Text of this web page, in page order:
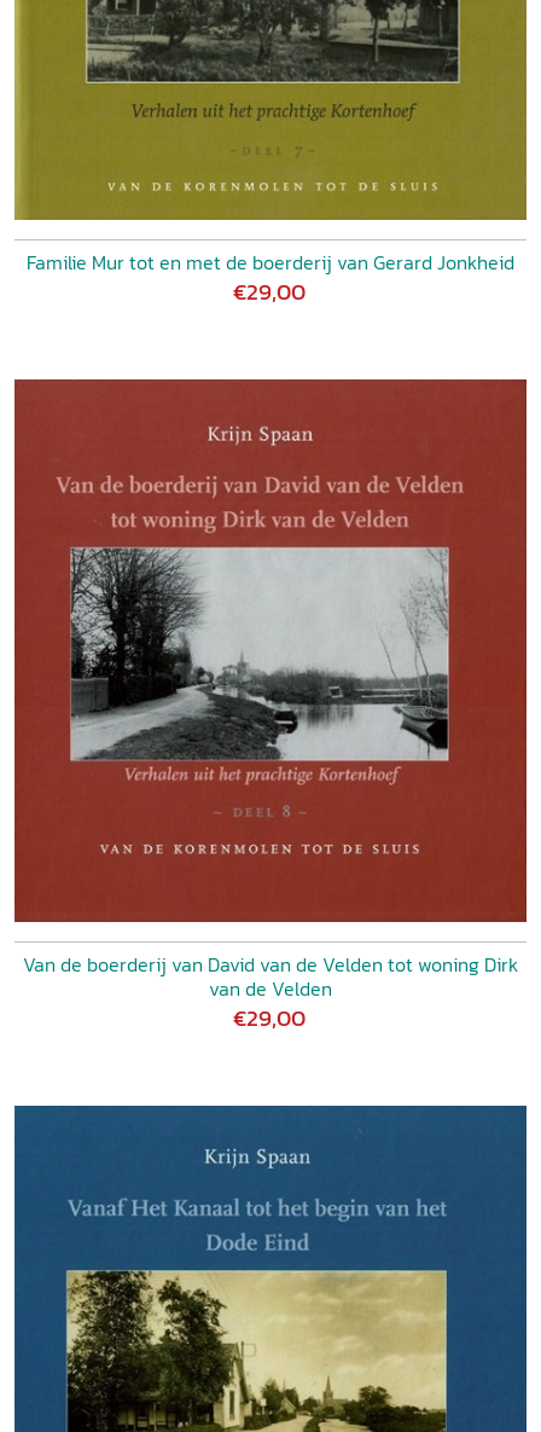
Familie Mur tot en met de boerderij van Gerard Jonkheid
€29,00
Van de boerderij van David van de Velden tot woning Dirk
van de Velden
€29,00